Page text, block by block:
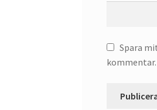
Spara
kommentar.